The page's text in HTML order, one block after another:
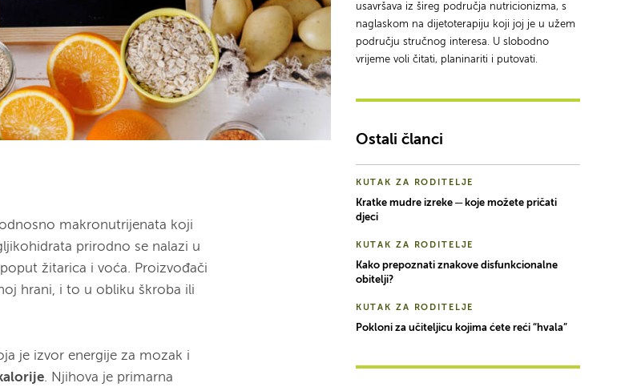
makronutrijenata koji
prirodno se nalazi u
žitarica i voća. Proizvođači
hrani, i to u obliku škroba ili
je izvor energije za mozak i
. Njihova je primarna
usavršava iz šireg područja nutricionizma, s
naglaskom na dijetoterapiju koji joj je u užem
području stručnog interesa. U slobodno
vrijeme voli čitati, planinariti i putovati.
Ostali članci
KUTAK ZA RODITELJE
Kratke mudre izreke ─ koje možete pričati
djeci
KUTAK ZA RODITELJE
Kako prepoznati znakove disfunkcionalne
obitelji?
KUTAK ZA RODITELJE
Pokloni za učiteljicu kojima ćete reći “hvala”